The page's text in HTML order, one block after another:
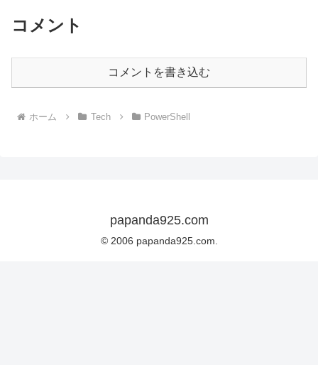
コメント
コメントを書き込む
ホーム Tech PowerShell
papanda925.com
© 2006 papanda925.com.